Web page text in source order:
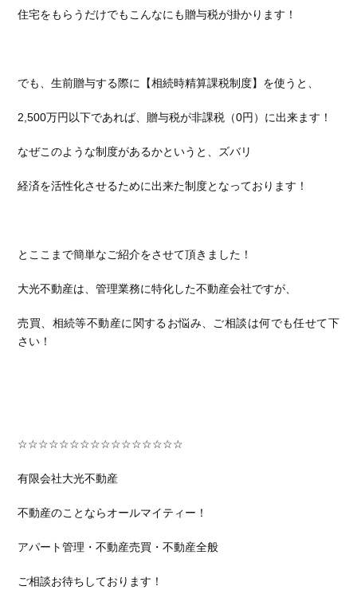
住宅をもらうだけでもこんなにも贈与税が掛かります！
でも、生前贈与する際に【相続時精算課税制度】を使うと、
2,500万円以下であれば、贈与税が非課税（0円）に出来ます！
なぜこのような制度があるかというと、ズバリ
経済を活性化させるために出来た制度となっております！
とここまで簡単なご紹介をさせて頂きました！
大光不動産は、管理業務に特化した不動産会社ですが、
売買、相続等不動産に関するお悩み、ご相談は何でも任せて下
さい！
☆☆☆☆☆☆☆☆☆☆☆☆☆☆☆☆
有限会社大光不動産
不動産のことならオールマイティー！
アパート管理・不動産売買・不動産全般
ご相談お待ちしております！